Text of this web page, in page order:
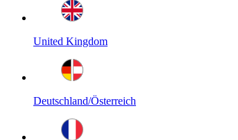
United Kingdom
Deutschland/Österreich